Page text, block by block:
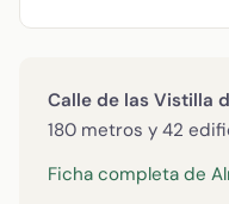
Calle de las Vistilla
180 metros y 42
Ficha completa de